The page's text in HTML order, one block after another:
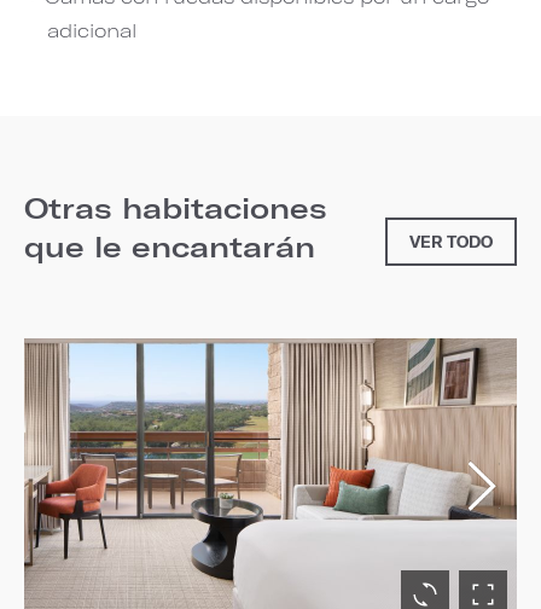
adicional
Otras habitaciones
que le encantarán
VER TODO